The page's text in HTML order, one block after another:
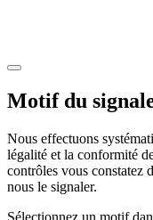
Motif du
Nous effectuons
légalité et la conformité
contrôles vous constatez
nous le signaler.
Sélectionnez un motif